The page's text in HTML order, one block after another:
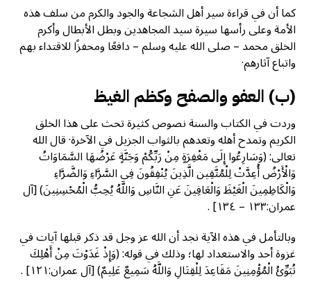
كما أن في قراءة سير أهل الشجاعة والجود والكرم من سلف هذه
الأمة وعلى رأسها سيرة سيد المجاهدين وبطل الأبطال وأكرم
الخلق محمد – صلى الله عليه وسلم – دافعًا ومحفزًا للاقتداء بهم
واتباع آثارهم·
(ب) العفو والصفح وكظم الغيظ
وردت في الكتاب والسنة نصوص كثيرة تحث على هذا الخلق
الكريم وتمدح أهله وتعدهم بالثواب الجزيل في الآخرة· قال الله
تعالى: (وَسَارِعُوا إِلَى مَغْفِرَةٍ مِنْ رَبِّكُمْ وَجَنَّةٍ عَرْضُهَا السَّمَاوَاتُ
وَالْأَرْضُ أُعِدَّتْ لِلْمُتَّقِين الَّذِينَ يُنْفِقُونَ فِي السَّرَّاءِ وَالضَّرَّاءِ
وَالْكَاظِمِينَ الْغَيْظَ وَالْعَافِينَ عَنِ النَّاسِ وَاللَّهُ يُحِبُّ الْمُحْسِنِينَ) [آل
عمران:١٣٣ – ١٣٤] .
وبالتأمل في هذه الآية نجد أن الله عز وجل قد ذكر قبلها آيات في
غزوة أحد والاستعداد لها؛ وذلك في قوله: (وَإِذْ غَدَوْتَ مِنْ أَهْلِكَ
تُبَوِّئُ الْمُؤْمِنِينَ مَقَاعِدَ لِلْقِتَالِ وَاللَّهُ سَمِيعٌ عَلِيمٌ) [آل عمران:١٢١] .